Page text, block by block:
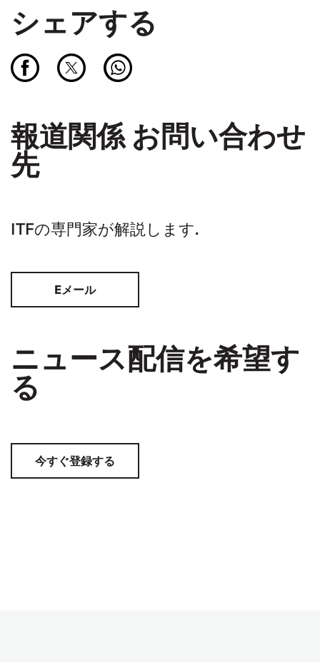
シェアする
報道関係 お問い合わせ
先
ITFの専門家が解説します.
Eメール
ニュース配信を希望す
る
今すぐ登録する